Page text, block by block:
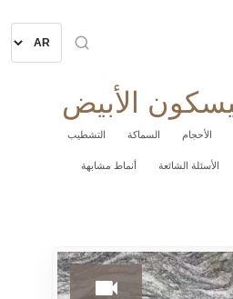
الأبيض
الأحجام السماكة التشطيب
الأسئلة الشائعة أنماط مشابهة